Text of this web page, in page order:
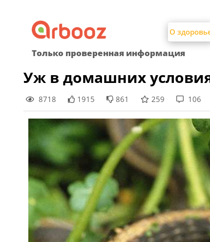
content
О
Только проверенная информация
Уж в домашних
8718 1915 861 259 106